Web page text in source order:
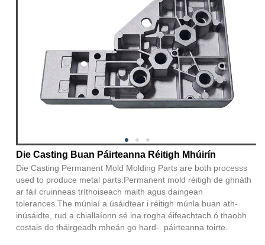
Die Casting Buan Páirteanna Réitigh Mhúirín
Die Casting Permanent Mold Molding Parts are both processs
used to produce metal parts.Permanent mold réitigh de ghnáth
ar fáil cruinneas tríthoiseach maith agus daingean
tolerances.The múnlaí a úsáidtear i réitigh múnla buan ath-
inúsáidte, rud a chiallaíonn sé ina rogha éifeachtach ó thaobh
costais do tháirgeadh mheán go hard-. páirteanna toirte.